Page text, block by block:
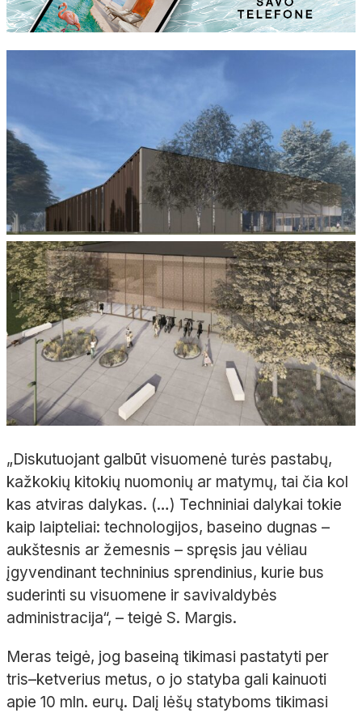
„Diskutuojant galbūt visuomenė turės pastabų,
kažkokių kitokių nuomonių ar matymų, tai čia kol
kas atviras dalykas. (…) Techniniai dalykai tokie
kaip laipteliai: technologijos, baseino dugnas –
aukštesnis ar žemesnis – spręsis jau vėliau
įgyvendinant techninius sprendinius, kurie bus
suderinti su visuomene ir savivaldybės
administracija“, – teigė S. Margis.
Meras teigė, jog baseiną tikimasi pastatyti per
tris–ketverius metus, o jo statyba gali kainuoti
apie 10 mln. eurų. Dalį lėšų statyboms tikimasi